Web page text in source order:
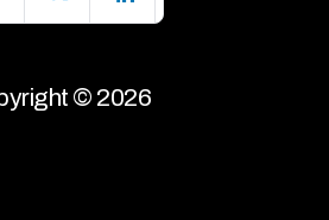
© 2026